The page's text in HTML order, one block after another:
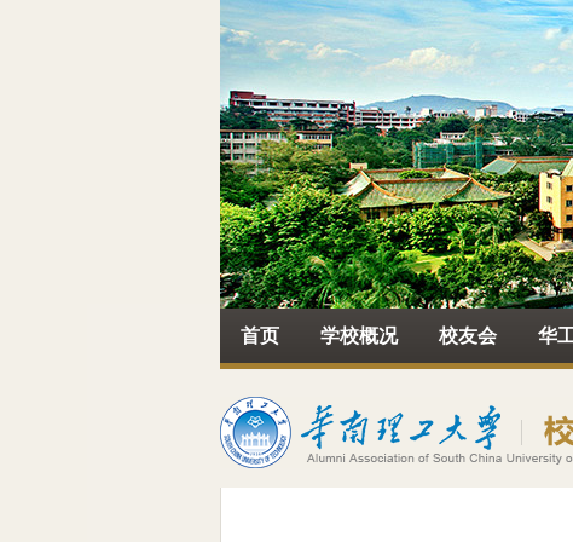
首页 学校概况 校友会 华